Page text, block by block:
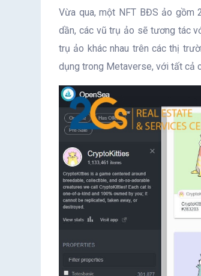
Vừa qua, một NFT BĐS ảo gồm
dần, các vũ trụ ảo sẽ tương tác
trụ ảo khác nhau trên các thị
dụng trong Metaverse, với tất cả